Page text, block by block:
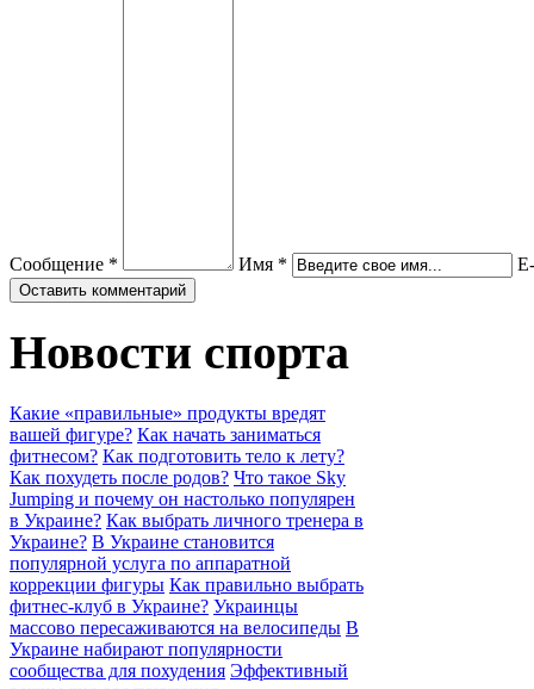
Сообщение * Имя *
Новости спорта
Какие «правильные» продукты вредят
вашей фигуре? Как начать заниматься
фитнесом? Как подготовить тело к лету?
Как похудеть после родов? Что такое Sky
Jumping и почему он настолько популярен
в Украине? Как выбрать личного тренера в
Украине? В Украине становится
популярной услуга по аппаратной
коррекции фигуры Как правильно выбрать
фитнес-клуб в Украине? Украинцы
массово пересаживаются на велосипеды В
Украине набирают популярности
сообщества для похудения Эффективный